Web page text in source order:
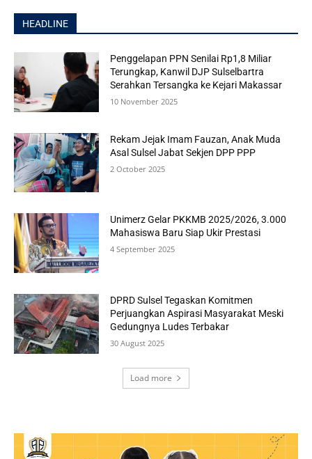
HEADLINE
Penggelapan PPN Senilai Rp1,8 Miliar
Terungkap, Kanwil DJP Sulselbartra
Serahkan Tersangka ke Kejari Makassar
10 November 2025
Rekam Jejak Imam Fauzan, Anak Muda
Asal Sulsel Jabat Sekjen DPP PPP
2 October 2025
Unimerz Gelar PKKMB 2025/2026, 3.000
Mahasiswa Baru Siap Ukir Prestasi
4 September 2025
DPRD Sulsel Tegaskan Komitmen
Perjuangkan Aspirasi Masyarakat Meski
Gedungnya Ludes Terbakar
30 August 2025
Load more